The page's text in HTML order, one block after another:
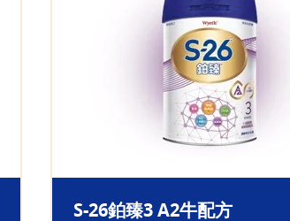
S-26鉑臻3 A2牛配方